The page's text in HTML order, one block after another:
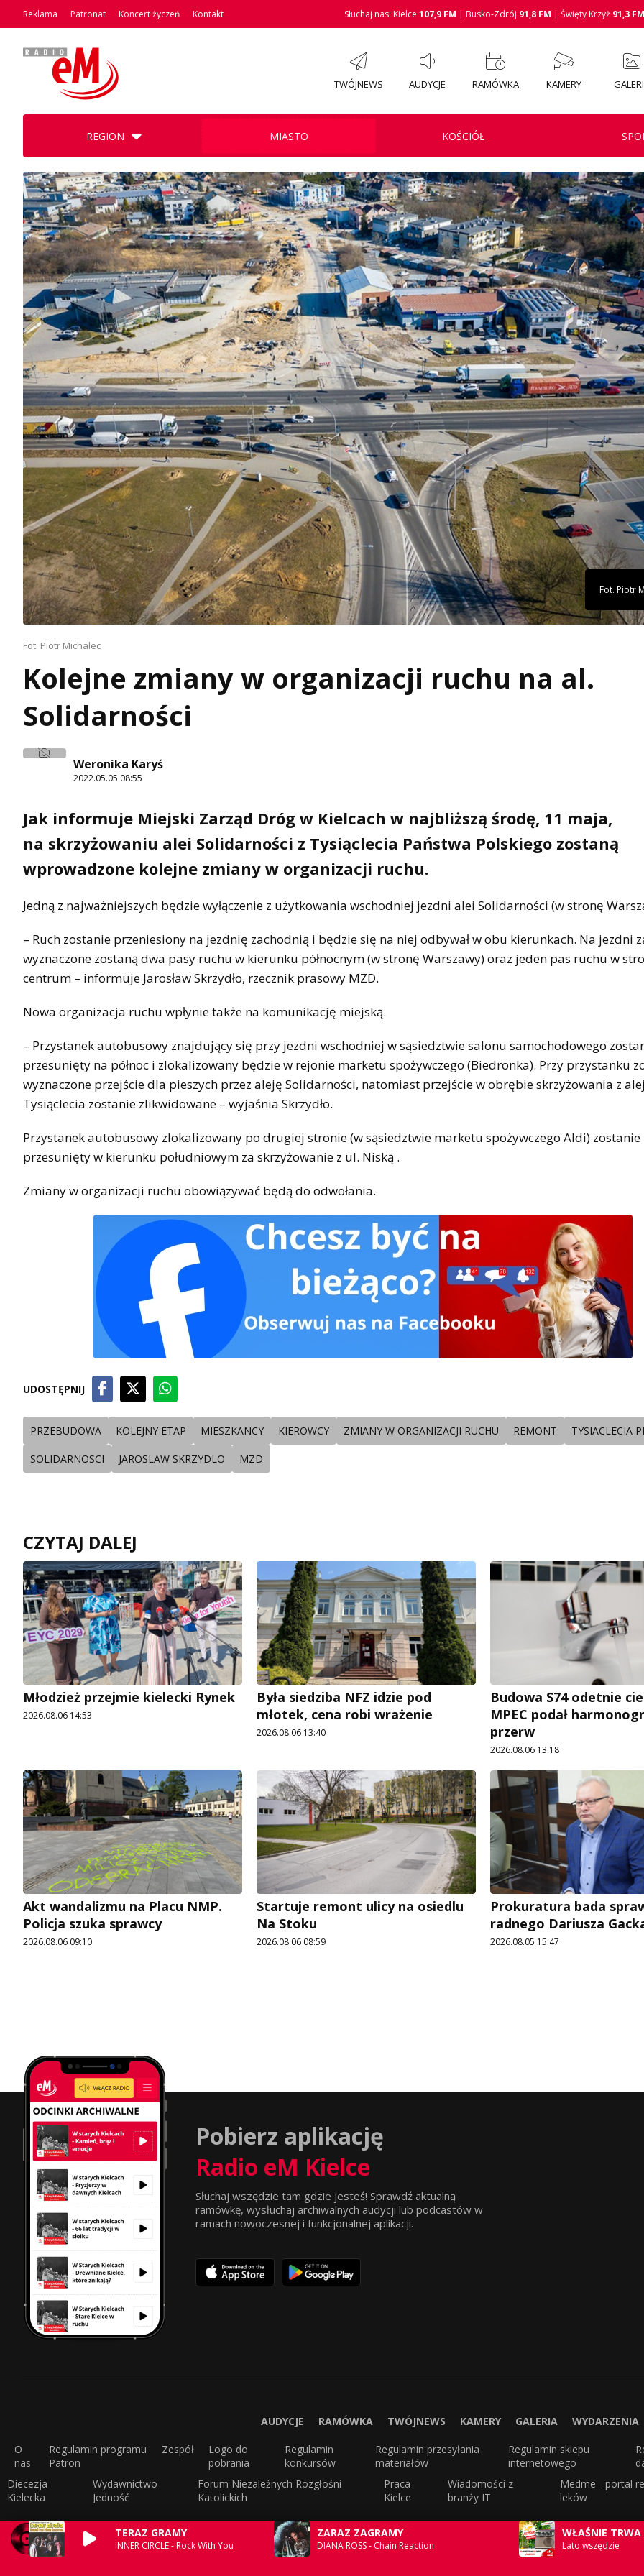
Reklama Patronat Koncert życzeń Kontakt Słuchaj nas: Kielce 107,9 FM | Busko-Zdrój 91,8 FM | Święty Krzyż 91,3 FM
TWÓJNEWS AUDYCJE RAMÓWKA KAMERY
REGION MIASTO KOŚCIÓŁ
Fot. Piotr
Fot. Piotr Michalec
Kolejne zmiany w organizacji ruchu na al.
Solidarności
Weronika Karyś
2022.05.05 08:55
Jak informuje Miejski Zarząd Dróg w Kielcach w najbliższą środę, 11 maja,
na skrzyżowaniu alei Solidarności z Tysiąclecia Państwa Polskiego zostaną
wprowadzone kolejne zmiany w organizacji ruchu.
Jedną z najważniejszych będzie wyłączenie z użytkowania wschodniej jezdni alei Solidarności (w stronę
– Ruch zostanie przeniesiony na jezdnię zachodnią i będzie się na niej odbywał w obu kierunkach. Na jezdni
wyznaczone zostaną dwa pasy ruchu w kierunku północnym (w stronę Warszawy) oraz jeden pas ruchu w
centrum – informuje Jarosław Skrzydło, rzecznik prasowy MZD.
Nowa organizacja ruchu wpłynie także na komunikację miejską.
– Przystanek autobusowy znajdujący się przy jezdni wschodniej w sąsiedztwie salonu samochodowego
przesunięty na północ i zlokalizowany będzie w rejonie marketu spożywczego (Biedronka). Przy przystanku
wyznaczone przejście dla pieszych przez aleję Solidarności, natomiast przejście w obrębie skrzyżowania z
Tysiąclecia zostanie zlikwidowane – wyjaśnia Skrzydło.
Przystanek autobusowy zlokalizowany po drugiej stronie (w sąsiedztwie marketu spożywczego Aldi) zostanie
przesunięty w kierunku południowym za skrzyżowanie z ul. Niską .
Zmiany w organizacji ruchu obowiązywać będą do odwołania.
UDOSTĘPNIJ
PRZEBUDOWA KOLEJNY ETAP MIESZKANCY KIEROWCY ZMIANY W ORGANIZACJI RUCHU REMONT TYSIACLECIA
SOLIDARNOSCI JAROSLAW SKRZYDLO MZD
CZYTAJ DALEJ
Młodzież przejmie kielecki Rynek
2026.08.06 14:53
Była siedziba NFZ idzie pod
młotek, cena robi wrażenie
2026.08.06 13:40
Budowa S74 odetnie
MPEC podał
przerw
2026.08.06 13:18
Akt wandalizmu na Placu NMP.
Policja szuka sprawcy
2026.08.06 09:10
Startuje remont ulicy na osiedlu
Na Stoku
2026.08.06 08:59
Prokuratura bada
radnego Dariusza
2026.08.05 15:47
TERAZ GRAMY
INNER CIRCLE - Rock With You
ZARAZ ZAGRAMY
DIANA ROSS - Chain Reaction
WŁAŚNIE TRWA
Lato wszędzie
Pobierz aplikację
Radio eM Kielce
Słuchaj wszędzie tam gdzie jesteś! Sprawdź aktualną
ramówkę, wysłuchaj archiwalnych audycji lub podcastów w
ramach nowoczesnej i funkcjonalnej aplikacji.
AUDYCJE RAMÓWKA TWÓJNEWS KAMERY GALERIA WYDARZENIA
O
nas
Regulamin programu
Patron
Zespół
Logo do
pobrania
Regulamin
konkursów
Regulamin przesyłania
materiałów
Regulamin sklepu
internetowego
Diecezja
Kielecka
Wydawnictwo
Jedność
Forum Niezależnych Rozgłośni
Katolickich
Praca
Kielce
Wiadomości z
branży IT
Medme - portal
leków